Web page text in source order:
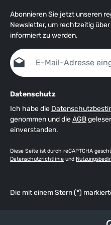
Abonnieren Sie jetzt unseren
Newsletter, um rechtzeitig
informiert zu werden.
E-Mail-Adresse*
Datenschutz
Ich habe die
genommen und dieAGB
einverstanden.
Diese Seite ist durch reCAPTCHA
Datenschutzrichtlinie und
Die mit einem Stern (*)